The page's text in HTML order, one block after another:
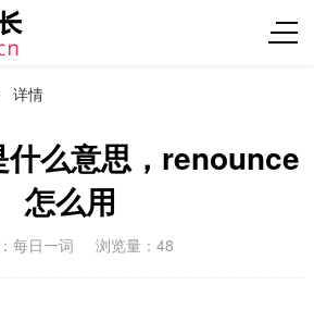
详情
么意思，renounce
怎么用
每日一词 浏览量：48